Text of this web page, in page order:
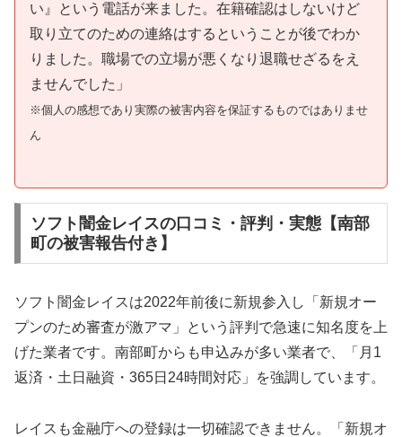
い』という電話が来ました。在籍確認はしないけど
取り立てのための連絡はするということが後でわか
りました。職場での立場が悪くなり退職せざるをえ
ませんでした」
※個人の感想であり実際の被害内容を保証するものではありませ
ん
ソフト闇金レイスの口コミ・評判・実態【南部
町の被害報告付き】
ソフト闇金レイスは2022年前後に新規参入し「新規オー
プンのため審査が激アマ」という評判で急速に知名度を上
げた業者です。南部町からも申込みが多い業者で、「月1
返済・土日融資・365日24時間対応」を強調しています。
レイスも金融庁への登録は一切確認できません。「新規オ